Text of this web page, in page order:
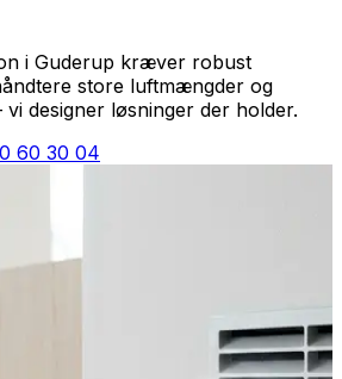
i Guderup kræver robust
store luftmængder og
designer løsninger der holder.
60 30 04